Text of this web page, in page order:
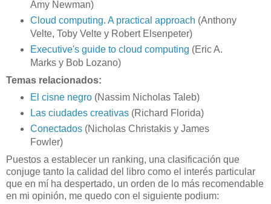
Amy Newman)
Cloud computing. A practical approach (Anthony
Velte, Toby Velte y Robert Elsenpeter)
Executive's guide to cloud computing (Eric A.
Marks y Bob Lozano)
Temas relacionados:
El cisne negro(Nassim Nicholas Taleb)
Las ciudades creativas(Richard Florida)
Conectados(Nicholas Christakis y James
Fowler)
Puestos a establecer un ranking, una clasificación que
conjuge tanto la calidad del libro como el interés particular
que en mí ha despertado, un orden de lo más recomendable
en mi opinión, me quedo con el siguiente podium: